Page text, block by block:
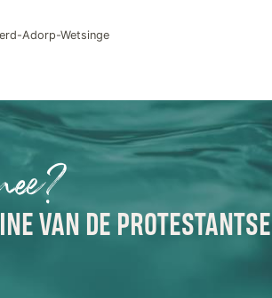
Adorp-Wetsinge
VAN DE PROTESTANTSE